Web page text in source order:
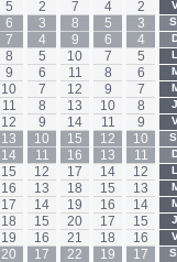
5
6
7
8
9
10
11
12
13
14
15
16
17
18
19
20
2
3
4
5
6
7
8
9
10
11
12
13
14
15
16
17
7
8
9
10
11
12
13
14
15
16
17
18
19
20
21
22
4
5
6
7
8
9
10
11
12
13
14
15
16
17
18
19
2
3
4
5
6
7
8
9
10
11
12
13
14
15
16
17